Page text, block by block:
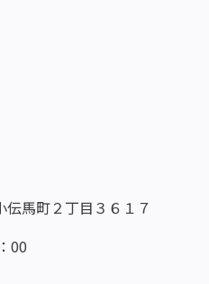
馬町２丁目３６１７
00